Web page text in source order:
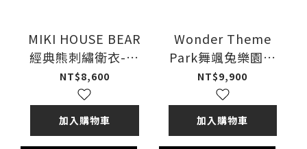
MIKI HOUSE BEAR
經典熊刺繡衛衣-多
色
NT$8,600
加入購物車
Wonder Theme
Park舞颯兔樂園衛
衣-多色
NT$9,900
加入購物車